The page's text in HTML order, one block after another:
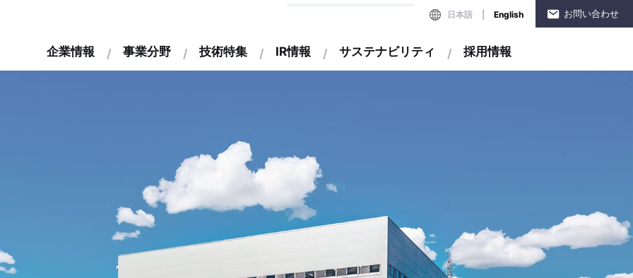
日本語 English お問い合わせ
沿革
企業情報
環境分野 エネルギー分野
事業分野 技術特集
経営方針 事業分野とセグメントについて
電子公告
IR情報
環境・品質方針
SDGsへの取り組み
調達方針
サステナビリティ
ジョブリターン制度
採用情報